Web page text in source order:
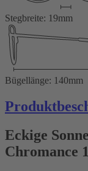
Stegbreite: 19mm
Bügellänge: 140mm
Eckige
Chromance